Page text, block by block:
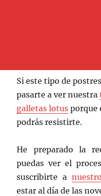
Si este tipo de
pasarte a ver nuestra
galletas lotus porque
podrás resistirte.
He preparado la
puedas ver el
suscribirte a
estar al día de las